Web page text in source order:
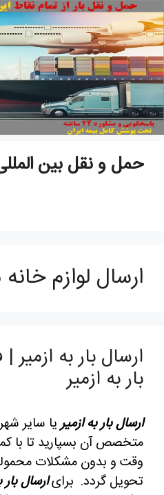
حمل و نقل بین
ارسال لوازم خانه
ارسال بار به
بار به ازمیر
ارسال بار به ازمیریا سایر
متخصص آن بسپارید تا با
وقت و بدون مشکلات محموله
تحویل گردد. برایارسال بار